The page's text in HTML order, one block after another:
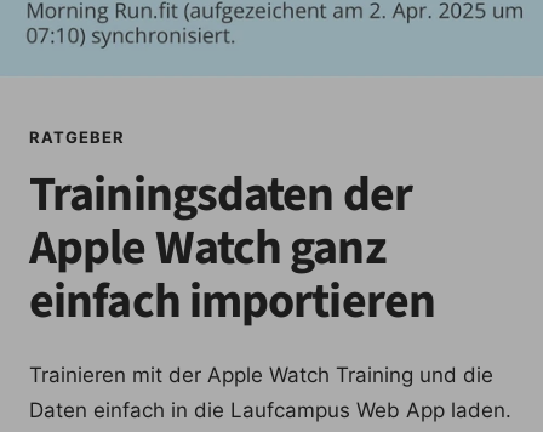
RATGEBER
Trainingsdaten der
Apple Watch ganz
einfach importieren
Trainieren mit der Apple Watch Training und die
Daten einfach in die Laufcampus Web App laden.